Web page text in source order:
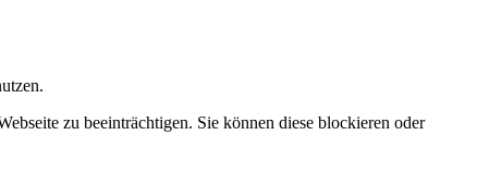
zu beeinträchtigen. Sie können diese blockieren oder